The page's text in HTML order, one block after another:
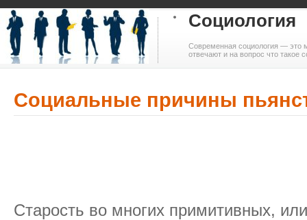
Социология
Современная социология — это
отвечают и на вопрос что такое
Социальные причины
Старость во многих примитивных,